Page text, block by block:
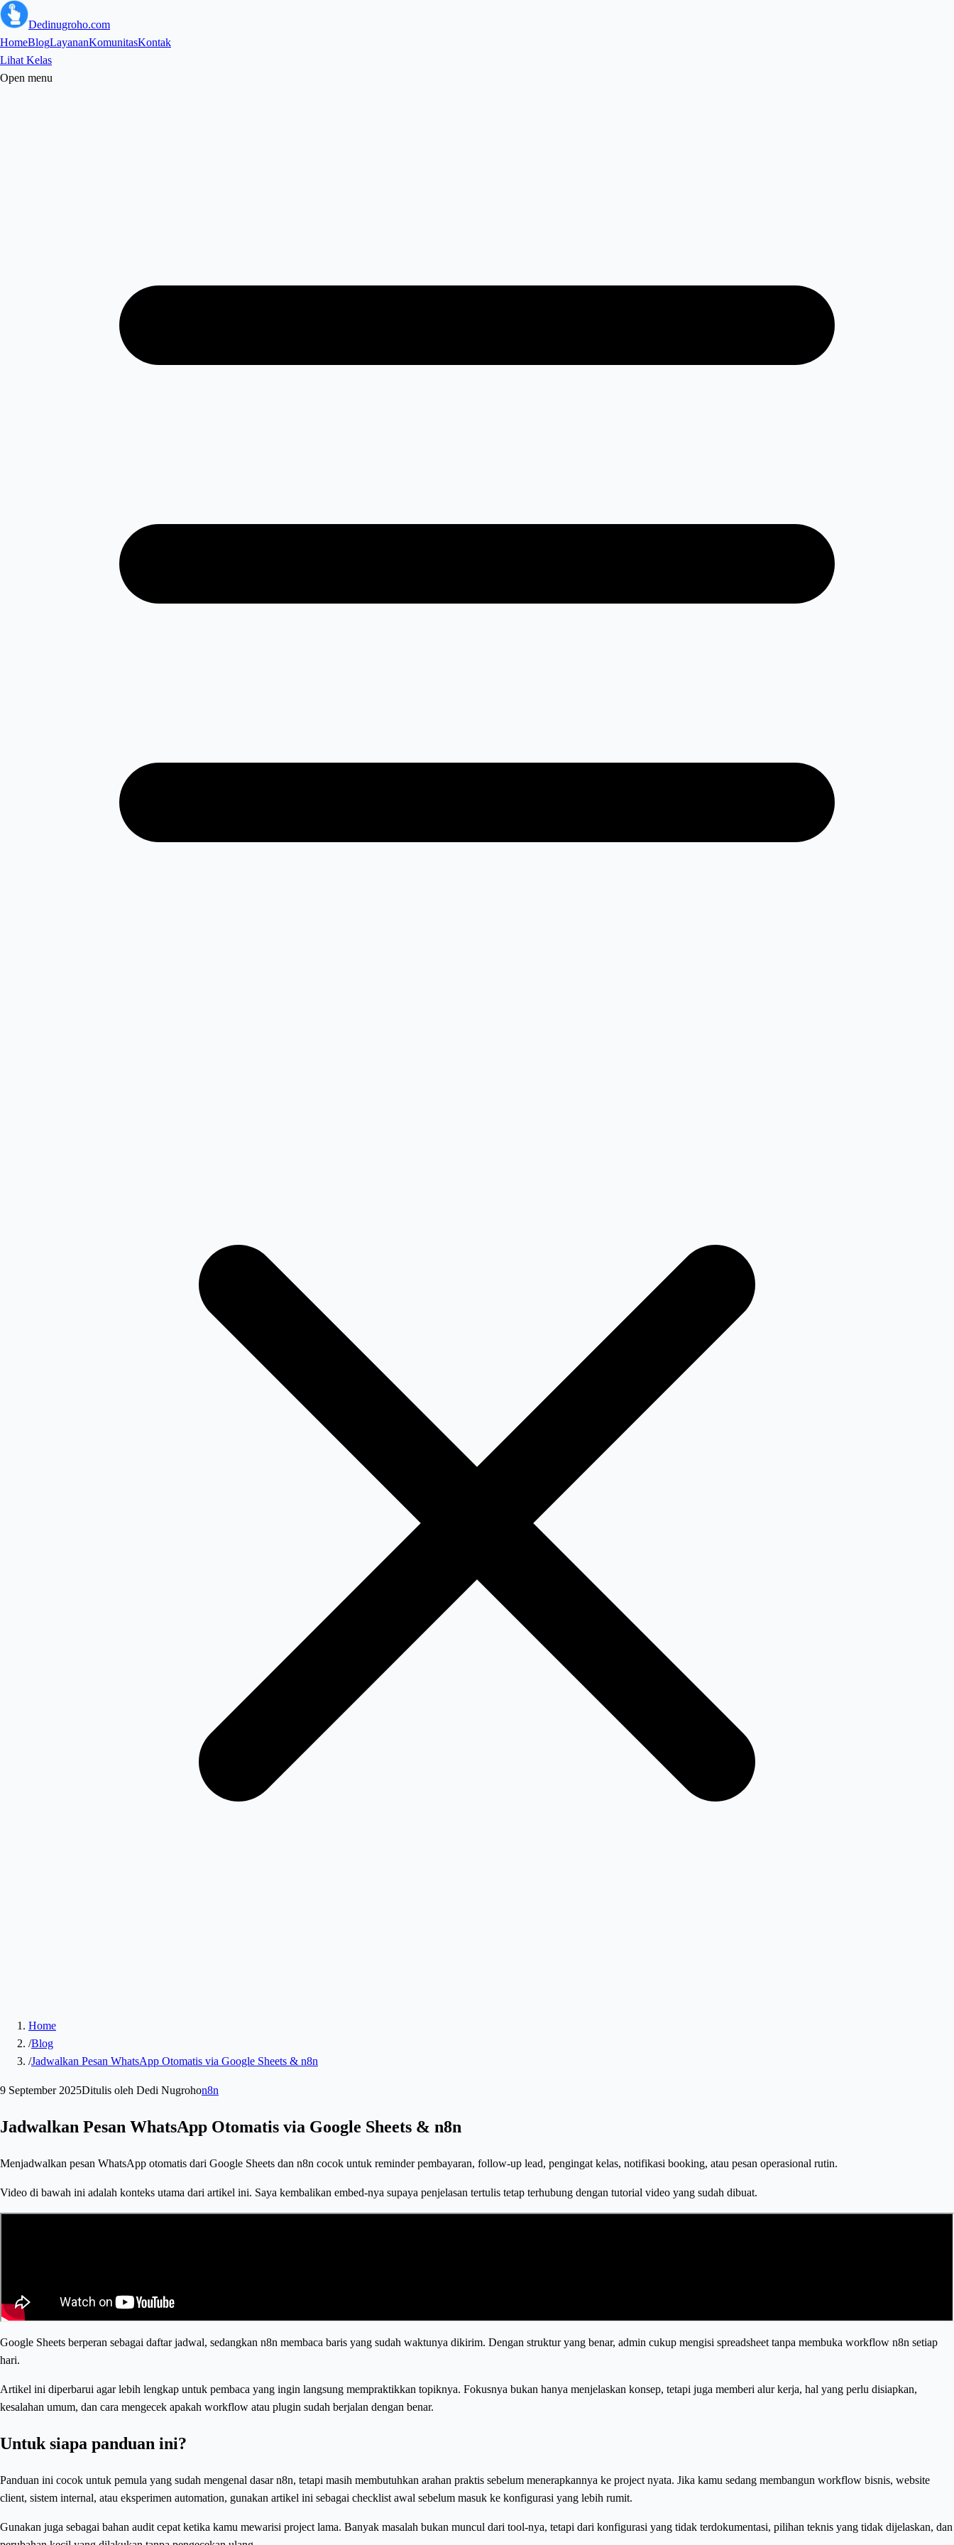
Dedinugroho.com
HomeBlogLayananKomunitasKontak
Lihat Kelas
Open menu
Home
/Blog
/Jadwalkan Pesan WhatsApp Otomatis via Google Sheets & n8n
9 September 2025Ditulis oleh Dedi Nugrohon8n
Jadwalkan Pesan WhatsApp Otomatis via Google Sheets & n8n
Menjadwalkan pesan WhatsApp otomatis dari Google Sheets dan n8n cocok untuk reminder pembayaran, follow-up lead, pengingat kelas, notifikasi booking, atau pesan operasional rutin.
Video di bawah ini adalah konteks utama dari artikel ini. Saya kembalikan embed-nya supaya penjelasan tertulis tetap terhubung dengan tutorial video yang sudah dibuat.
Google Sheets berperan sebagai daftar jadwal, sedangkan n8n membaca baris yang sudah waktunya dikirim. Dengan struktur yang benar, admin cukup mengisi spreadsheet tanpa membuka workflow n8n setiap
hari.
Artikel ini diperbarui agar lebih lengkap untuk pembaca yang ingin langsung mempraktikkan topiknya. Fokusnya bukan hanya menjelaskan konsep, tetapi juga memberi alur kerja, hal yang perlu disiapkan,
kesalahan umum, dan cara mengecek apakah workflow atau plugin sudah berjalan dengan benar.
Untuk siapa panduan ini?
Panduan ini cocok untuk pemula yang sudah mengenal dasar n8n, tetapi masih membutuhkan arahan praktis sebelum menerapkannya ke project nyata. Jika kamu sedang membangun workflow bisnis, website
client, sistem internal, atau eksperimen automation, gunakan artikel ini sebagai checklist awal sebelum masuk ke konfigurasi yang lebih rumit.
Gunakan juga sebagai bahan audit cepat ketika kamu mewarisi project lama. Banyak masalah bukan muncul dari tool-nya, tetapi dari konfigurasi yang tidak terdokumentasi, pilihan teknis yang tidak dijelaskan, dan